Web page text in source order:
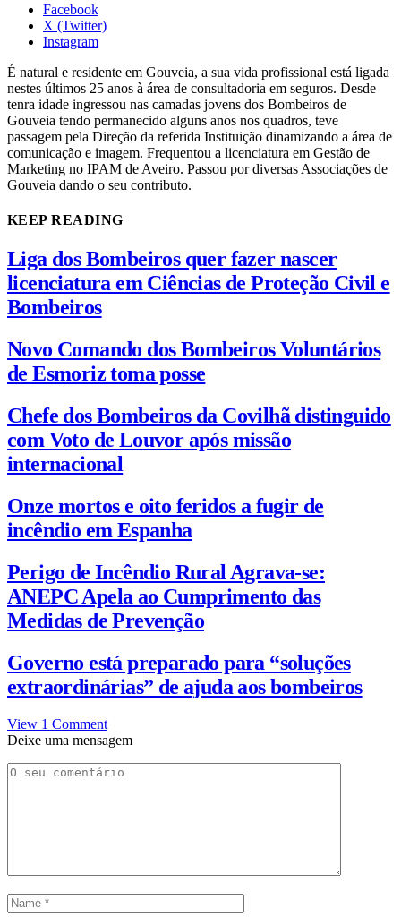
Facebook
X (Twitter)
Instagram
É natural e residente em Gouveia, a sua vida profissional está ligada
nestes últimos 25 anos à área de consultadoria em seguros. Desde
tenra idade ingressou nas camadas jovens dos Bombeiros de
Gouveia tendo permanecido alguns anos nos quadros, teve
passagem pela Direção da referida Instituição dinamizando a área de
comunicação e imagem. Frequentou a licenciatura em Gestão de
Marketing no IPAM de Aveiro. Passou por diversas Associações de
Gouveia dando o seu contributo.
KEEP READING
Liga dos Bombeiros quer fazer nascer
licenciatura em Ciências de Proteção Civil e
Bombeiros
Novo Comando dos Bombeiros Voluntários
de Esmoriz toma posse
Chefe dos Bombeiros da Covilhã distinguido
com Voto de Louvor após missão
internacional
Onze mortos e oito feridos a fugir de
incêndio em Espanha
Perigo de Incêndio Rural Agrava-se:
ANEPC Apela ao Cumprimento das
Medidas de Prevenção
Governo está preparado para “soluções
extraordinárias” de ajuda aos bombeiros
View 1 Comment
Deixe uma mensagem